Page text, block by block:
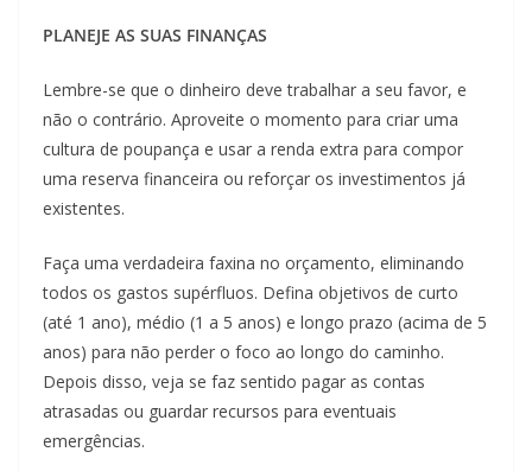
PLANEJE AS SUAS FINANÇAS
Lembre-se que o dinheiro deve trabalhar a seu favor, e
não o contrário. Aproveite o momento para criar uma
cultura de poupança e usar a renda extra para compor
uma reserva financeira ou reforçar os investimentos já
existentes.
Faça uma verdadeira faxina no orçamento, eliminando
todos os gastos supérfluos. Defina objetivos de curto
(até 1 ano), médio (1 a 5 anos) e longo prazo (acima de 5
anos) para não perder o foco ao longo do caminho.
Depois disso, veja se faz sentido pagar as contas
atrasadas ou guardar recursos para eventuais
emergências.